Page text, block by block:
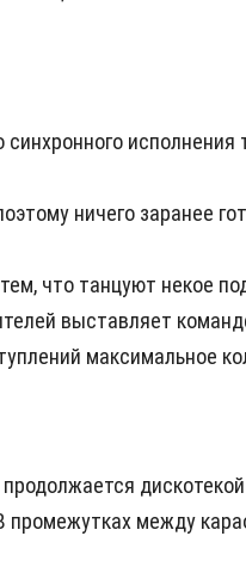
исполнения
ничего заранее
что танцуют некое
выставляет
максимальное
между